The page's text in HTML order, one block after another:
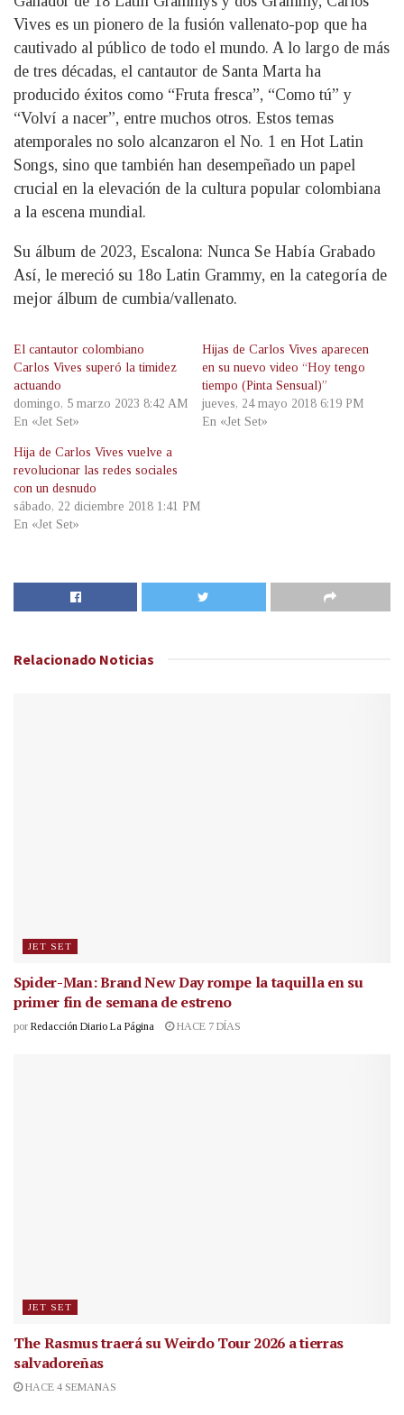
Vives es un pionero de la fusión vallenato-pop que ha
cautivado al público de todo el mundo. A lo largo de más
de tres décadas, el cantautor de Santa Marta ha
producido éxitos como “Fruta fresca”, “Como tú” y
“Volví a nacer”, entre muchos otros. Estos temas
atemporales no solo alcanzaron el No. 1 en Hot Latin
Songs, sino que también han desempeñado un papel
crucial en la elevación de la cultura popular colombiana
a la escena mundial.
Su álbum de 2023, Escalona: Nunca Se Había Grabado
Así, le mereció su 18o Latin Grammy, en la categoría de
mejor álbum de cumbia/vallenato.
El cantautor colombiano
Carlos Vives superó la timidez
actuando
domingo, 5 marzo 2023 8:42 AM
En «Jet Set»
Hijas de Carlos Vives aparecen
en su nuevo video “Hoy tengo
tiempo (Pinta Sensual)”
jueves, 24 mayo 2018 6:19 PM
En «Jet Set»
Hija de Carlos Vives vuelve a
revolucionar las redes sociales
con un desnudo
sábado, 22 diciembre 2018 1:41 PM
En «Jet Set»
Relacionado Noticias
JET SET
Spider-Man: Brand New Day rompe la taquilla en su
primer fin de semana de estreno
por Redacción Diario La Página HACE 7 DÍAS
JET SET
The Rasmus traerá su Weirdo Tour 2026 a tierras
salvadoreñas
HACE 4 SEMANAS